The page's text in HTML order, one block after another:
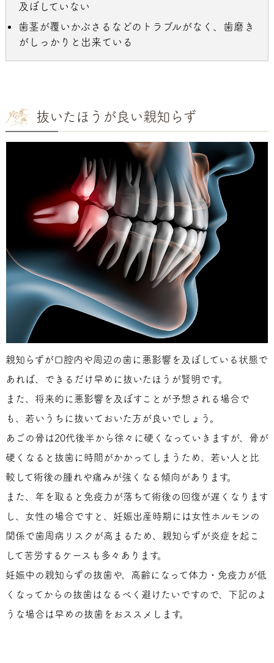
及ぼしていない
歯茎が覆いかぶさるなどのトラブルがなく、歯磨き
がしっかりと出来ている
抜いたほうが良い親知らず
親知らずが口腔内や周辺の歯に悪影響を及ぼしている状態で
あれば、できるだけ早めに抜いたほうが賢明です。
また、将来的に悪影響を及ぼすことが予想される場合で
も、若いうちに抜いておいた方が良いでしょう。
あごの骨は20代後半から徐々に硬くなっていきますが、骨が
硬くなると抜歯に時間がかかってしまうため、若い人と比
較して術後の腫れや痛みが強くなる傾向があります。
また、年を取ると免疫力が落ちて術後の回復が遅くなります
し、女性の場合ですと、妊娠出産時期には女性ホルモンの
関係で歯周病リスクが高まるため、親知らずが炎症を起こ
して苦労するケースも多々あります。
妊娠中の親知らずの抜歯や、高齢になって体力・免疫力が低
くなってからの抜歯はなるべく避けたいですので、下記のよ
うな場合は早めの抜歯をおススメします。